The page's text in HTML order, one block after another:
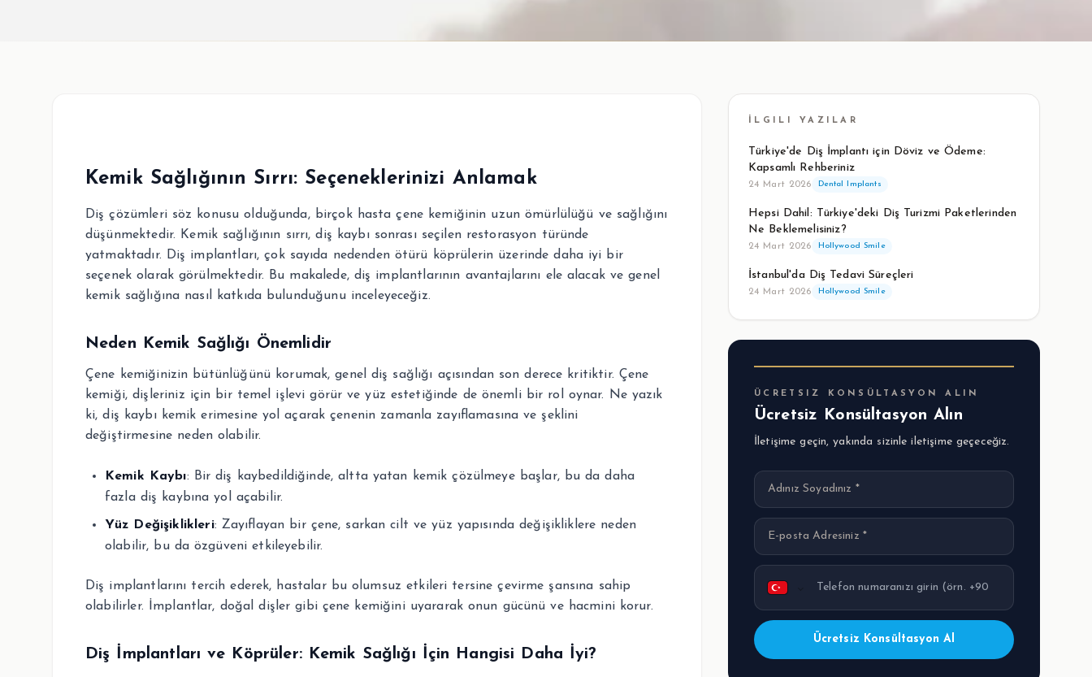
Kemik Sağlığının Sırrı: Seçeneklerinizi Anlamak
Diş çözümleri söz konusu olduğunda, birçok hasta çene kemiğinin uzun ömürlülüğü ve sağlığını
düşünmektedir. Kemik sağlığının sırrı, diş kaybı sonrası seçilen restorasyon türünde
yatmaktadır. Diş implantları, çok sayıda nedenden ötürü köprülerin üzerinde daha iyi bir
seçenek olarak görülmektedir. Bu makalede, diş implantlarının avantajlarını ele alacak ve genel
kemik sağlığına nasıl katkıda bulunduğunu inceleyeceğiz.
Neden Kemik Sağlığı Önemlidir
Çene kemiğinizin bütünlüğünü korumak, genel diş sağlığı açısından son derece kritiktir. Çene
kemiği, dişleriniz için bir temel işlevi görür ve yüz estetiğinde de önemli bir rol oynar. Ne yazık
ki, diş kaybı kemik erimesine yol açarak çenenin zamanla zayıflamasına ve şeklini
değiştirmesine neden olabilir.
Kemik Kaybı: Bir diş kaybedildiğinde, altta yatan kemik çözülmeye başlar, bu da daha
fazla diş kaybına yol açabilir.
Yüz Değişiklikleri: Zayıflayan bir çene, sarkan cilt ve yüz yapısında değişikliklere neden
olabilir, bu da özgüveni etkileyebilir.
Diş implantlarını tercih ederek, hastalar bu olumsuz etkileri tersine çevirme şansına sahip
olabilirler. İmplantlar, doğal dişler gibi çene kemiğini uyararak onun gücünü ve hacmini korur.
Diş İmplantları ve Köprüler: Kemik Sağlığı İçin Hangisi Daha İyi?
İLGILI YAZILAR
Türkiye'de Diş İmplantı için Döviz ve Ödeme:
Kapsamlı Rehberiniz
24 Mart 2026 Dental Implants
Hepsi Dahil: Türkiye'deki Diş Turizmi Paketlerinden
Ne Beklemelisiniz?
24 Mart 2026 Hollywood Smile
İstanbul'da Diş Tedavi Süreçleri
24 Mart 2026 Hollywood Smile
ÜCRETSIZ KONSÜLTASYON ALIN
Ücretsiz Konsültasyon Alın
İletişime geçin, yakında sizinle iletişime geçeceğiz.
Ücretsiz Konsültasyon Al